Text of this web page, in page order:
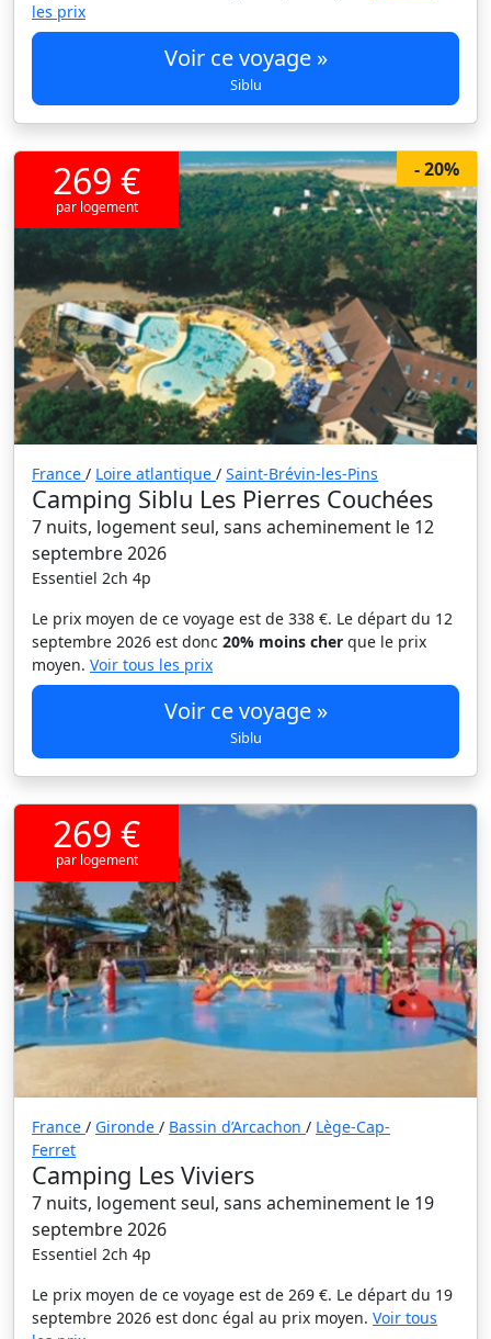
les prix
Voir ce voyage »
Siblu
- 20%
269 €
par logement
France / Loire atlantique / Saint-Brévin-les-Pins
Camping Siblu Les Pierres Couchées
7 nuits, logement seul, sans acheminement le 12
septembre 2026
Essentiel 2ch 4p
Le prix moyen de ce voyage est de 338 €. Le départ du 12
septembre 2026 est donc 20% moins cher que le prix
moyen. Voir tous les prix
Voir ce voyage »
Siblu
269 €
par logement
France / Gironde / Bassin d’Arcachon / Lège-Cap-
Ferret
Camping Les Viviers
7 nuits, logement seul, sans acheminement le 19
septembre 2026
Essentiel 2ch 4p
Le prix moyen de ce voyage est de 269 €. Le départ du 19
septembre 2026 est donc égal au prix moyen. Voir tous